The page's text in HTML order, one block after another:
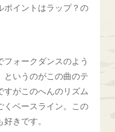
ポイントはラップ？の
ォークダンスのよう
というのがこの曲のテ
がこのへんのリズム
くベースライン。この
きです。